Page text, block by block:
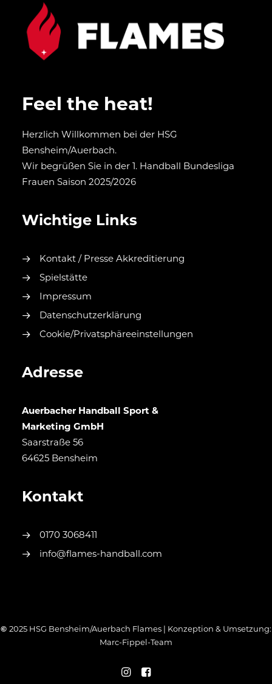
Feel the heat!
Herzlich Willkommen bei der HSG
Bensheim/Auerbach.
Wir begrüßen Sie in der 1. Handball Bundesliga
Frauen Saison 2025/2026
Wichtige Links
Kontakt / Presse Akkreditierung
Spielstätte
Impressum
Datenschutzerklärung
Cookie/Privatsphäreeinstellungen
Adresse
Auerbacher Handball Sport &
Marketing GmbH
Saarstraße 56
64625 Bensheim
Kontakt
0170 3068411
info@flames-handball.com
© 2025 HSG Bensheim/Auerbach Flames | Konzeption & Umsetzung:
Marc-Fippel-Team